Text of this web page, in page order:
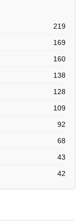
219
169
160
138
128
109
92
68
43
42